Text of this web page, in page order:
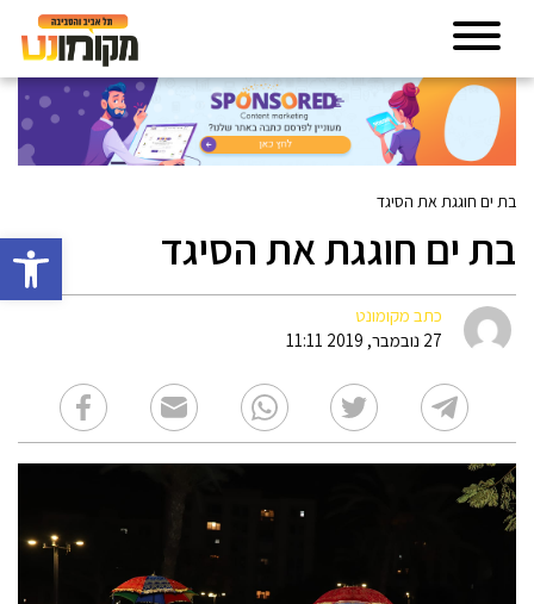
פתח
בת ים חוגגת את הסיגד
בת ים חוגגת את הסיגד
כתב מקומונט
27 נובמבר, 2019 11:11